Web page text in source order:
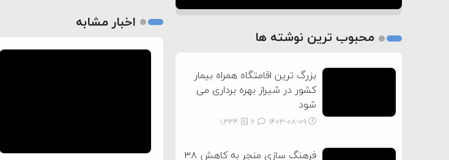
اخبار مشابه
2
محبوب ترین نوشته ها
بزرگ ترین اقامتگاه همراه بیمار
کشور در شیراز بهره برداری می
شود
۱۴۰۳-۰۸-۰۹ 1,334
فرهنگ سازی منجر به کاهش ۳۸